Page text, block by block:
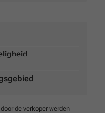
de verkoper werden